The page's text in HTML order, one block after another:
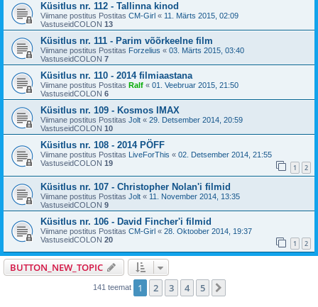
Küsitlus nr. 112 - Tallinna kinod
Viimane postitus Postitas CM-Girl « 11. Märts 2015, 02:09
VastuseidCOLON 13
Küsitlus nr. 111 - Parim võõrkeelne film
Viimane postitus Postitas Forzelius « 03. Märts 2015, 03:40
VastuseidCOLON 7
Küsitlus nr. 110 - 2014 filmiaastana
Viimane postitus Postitas Ralf « 01. Veebruar 2015, 21:50
VastuseidCOLON 6
Küsitlus nr. 109 - Kosmos IMAX
Viimane postitus Postitas Jolt « 29. Detsember 2014, 20:59
VastuseidCOLON 10
Küsitlus nr. 108 - 2014 PÖFF
Viimane postitus Postitas LiveForThis « 02. Detsember 2014, 21:55
VastuseidCOLON 19 1 2
Küsitlus nr. 107 - Christopher Nolan'i filmid
Viimane postitus Postitas Jolt « 11. November 2014, 13:35
VastuseidCOLON 9
Küsitlus nr. 106 - David Fincher'i filmid
Viimane postitus Postitas CM-Girl « 28. Oktoober 2014, 19:37
VastuseidCOLON 20 1 2
BUTTON_NEW_TOPIC
141 teemat 1 2 3 4 5